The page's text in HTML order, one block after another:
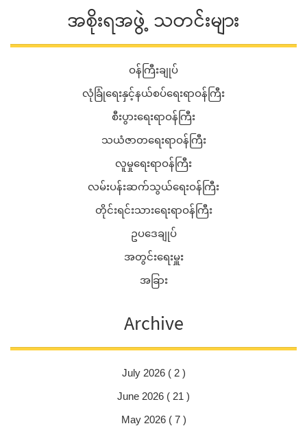
အစိုးရအဖွဲ့ သတင်းများ
ဝန်ကြီးချုပ်
လုံခြုံရေးနှင့်နယ်စပ်ရေးရာဝန်ကြီး
စီးပွားရေးရာဝန်ကြီး
သယံဇာတရေးရာဝန်ကြီး
လူမှုရေးရာဝန်ကြီး
လမ်းပန်းဆက်သွယ်ရေးဝန်ကြီး
တိုင်းရင်းသားရေးရာဝန်ကြီး
ဥပဒေချုပ်
အတွင်းရေးမှူး
အခြား
Archive
July 2026 ( 2 )
June 2026 ( 21 )
May 2026 ( 7 )